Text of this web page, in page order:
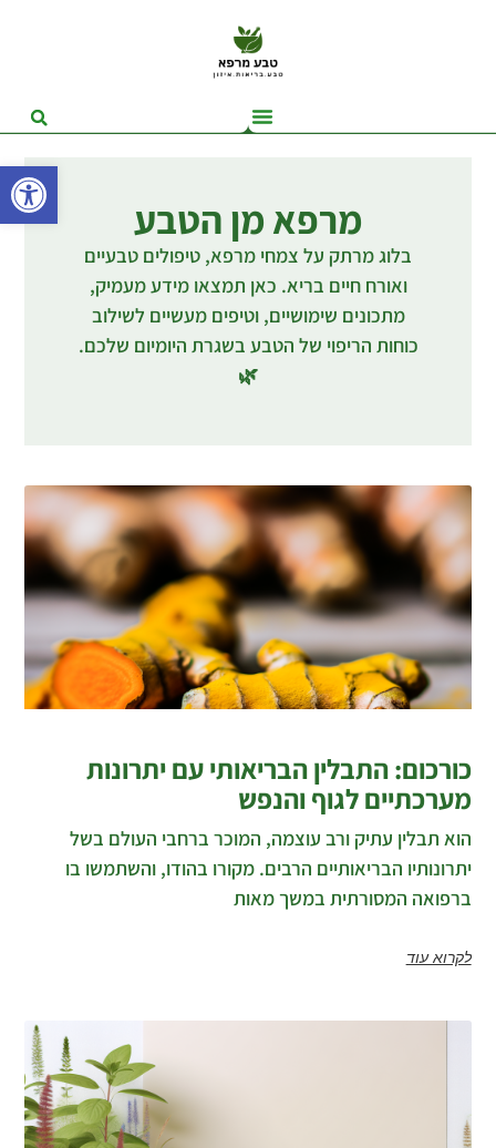
פתח
מרפא מן הטבע
בלוג מרתק על צמחי מרפא, טיפולים טבעיים
ואורח חיים בריא. כאן תמצאו מידע מעמיק,
מתכונים שימושיים, וטיפים מעשיים לשילוב
כוחות הריפוי של הטבע בשגרת היומיום שלכם.
🌿
כורכום: התבלין הבריאותי עם יתרונות
מערכתיים לגוף והנפש
הוא תבלין עתיק ורב עוצמה, המוכר ברחבי העולם בשל
יתרונותיו הבריאותיים הרבים. מקורו בהודו, והשתמשו בו
ברפואה המסורתית במשך מאות
לקרוא עוד